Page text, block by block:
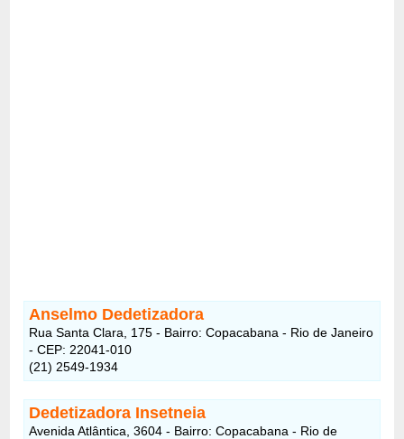
Anselmo Dedetizadora
Rua Santa Clara, 175 - Bairro: Copacabana - Rio de Janeiro
- CEP: 22041-010
(21) 2549-1934
Dedetizadora Insetneia
Avenida Atlântica, 3604 - Bairro: Copacabana - Rio de